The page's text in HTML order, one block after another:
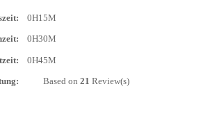
0H15M
0H30M
0H45M
Based on21 Review(s)